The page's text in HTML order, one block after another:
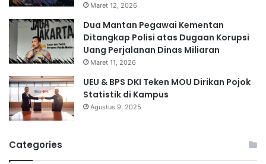
Maret 12, 2026
Dua Mantan Pegawai Kementan
Ditangkap Polisi atas Dugaan Korupsi
Uang Perjalanan Dinas Miliaran
Maret 11, 2026
UEU & BPS DKI Teken MOU Dirikan Pojok
Statistik di Kampus
Agustus 9, 2025
Categories